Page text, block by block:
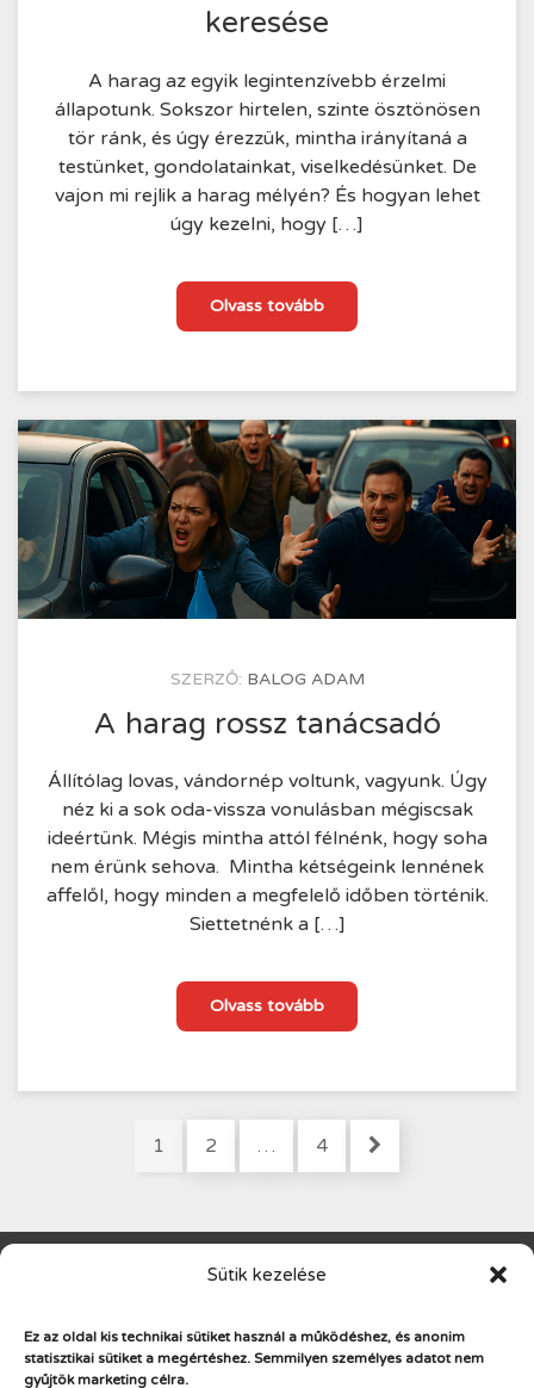
Sütik kezelése
Ez az oldal kis technikai sütiket használ a működéshez, és anonim
statisztikai sütiket a megértéshez. Semmilyen személyes adatot nem
gyűjtök marketing célra.
keresése
A harag az egyik legintenzívebb érzelmi
állapotunk. Sokszor hirtelen, szinte ösztönösen
tör ránk, és úgy érezzük, mintha irányítaná a
testünket, gondolatainkat, viselkedésünket. De
vajon mi rejlik a harag mélyén? És hogyan lehet
úgy kezelni, hogy […]
Olvass továbbA
harag
hullámai
meditáció
–
belső
béke
keresése
KÖZZÉTÉTEL
SZERZŐ: BALOG ADAM
A harag rossz tanácsadó
Állítólag lovas, vándornép voltunk, vagyunk. Úgy
néz ki a sok oda-vissza vonulásban mégiscsak
ideértünk. Mégis mintha attól félnénk, hogy soha
nem érünk sehova. Mintha kétségeink lennének
affelől, hogy minden a megfelelő időben történik.
Siettetnénk a […]
Olvass továbbA
harag
rossz
BejegyzésekOldal
1 Oldal
2 … Oldal
4
Készen a változásra